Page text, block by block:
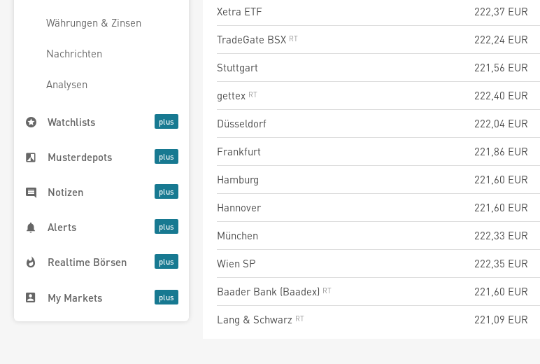
Währungen & Zinsen
Nachrichten
Analysen
Watchlists
Musterdepots
Notizen
Alerts
Realtime Börsen
My Markets
Xetra ETF
222,37 EUR
TradeGate BSX
222,24 EUR
Stuttgart
221,56 EUR
gettex
222,40 EUR
Düsseldorf
222,04 EUR
Frankfurt
221,86 EUR
Hamburg
221,60 EUR
Hannover
221,60 EUR
München
222,33 EUR
Wien SP
222,35 EUR
Baader Bank (Baadex)
221,60 EUR
Lang & Schwarz
221,09 EUR